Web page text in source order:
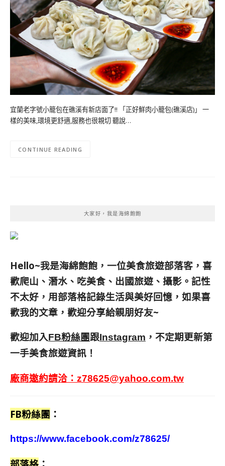
宜蘭老字號小籠包在礁溪有新店面了!! 「正好鮮肉小籠包(礁溪店)」 一
樣的美味,環境更舒適,服務也很親切 聽說…
CONTINUE READING
大家好，我是海綿飽飽
Hello~我是海綿飽飽，一位美食旅遊部落客， 喜
歡爬山、潛水、吃美食、出國旅遊、攝影。 記性
不太好，用部落格記錄生活與美好回憶， 如果喜
歡我的文章，歡迎分享給親朋好友~
歡迎加入FB粉絲團跟Instagram ，不定期更新第
一手美食旅遊資訊！
廠商邀約請洽： z78625@yahoo.com.tw
FB粉絲團 ：
https://www.facebook.com/z78625/